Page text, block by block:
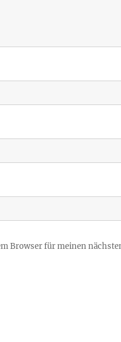
Browser für meinen